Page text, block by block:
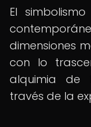
El
dimensiones
con lo
alquimia de
través de la